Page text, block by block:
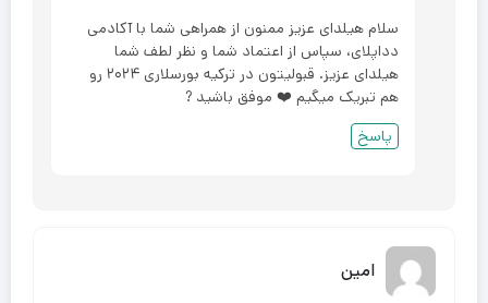
سلام هیلدای عزیز ممنون از همراهی شما با آکادمی
دداپلای، سپاس از اعتماد شما و نظر لطف شما
هیلدای عزیز. قبولیتون در ترکیه بورسلاری ۲۰۲۴ رو
هم تبریک میگیم ❤️ موفق باشید ?
پاسخ
امین